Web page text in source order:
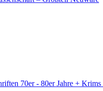
70er - 80er Jahre +